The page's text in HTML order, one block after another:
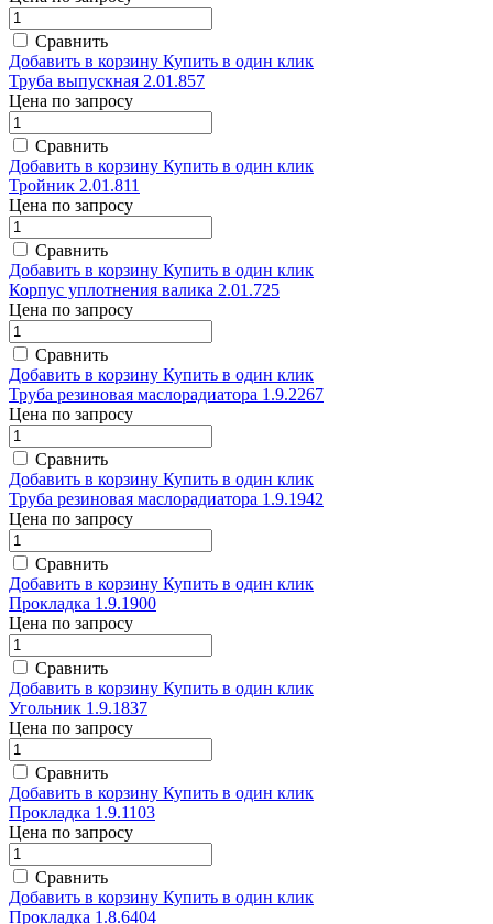
Сравнить
Добавить в корзину Купить в один клик
Труба выпускная 2.01.857
Цена по запросу
Сравнить
Добавить в корзину Купить в один клик
Тройник 2.01.811
Цена по запросу
Сравнить
Добавить в корзину Купить в один клик
Корпус уплотнения валика 2.01.725
Цена по запросу
Сравнить
Добавить в корзину Купить в один клик
Труба резиновая маслорадиатора 1.9.2267
Цена по запросу
Сравнить
Добавить в корзину Купить в один клик
Труба резиновая маслорадиатора 1.9.1942
Цена по запросу
Сравнить
Добавить в корзину Купить в один клик
Прокладка 1.9.1900
Цена по запросу
Сравнить
Добавить в корзину Купить в один клик
Угольник 1.9.1837
Цена по запросу
Сравнить
Добавить в корзину Купить в один клик
Прокладка 1.9.1103
Цена по запросу
Сравнить
Добавить в корзину Купить в один клик
Прокладка 1.8.6404